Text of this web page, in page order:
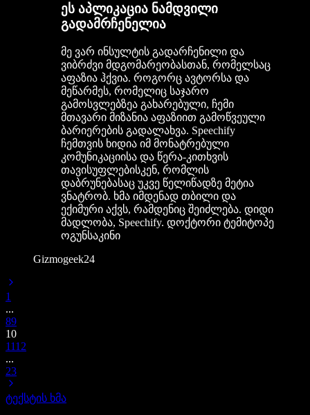
ეს აპლიკაცია ნამდვილი
გადამრჩენელია
მე ვარ ინსულტის გადარჩენილი და
ვიბრძვი მდგომარეობასთან, რომელსაც
აფაზია ჰქვია. როგორც ავტორსა და
მეწარმეს, რომელიც საჯარო
გამოსვლებზეა გახარებული, ჩემი
მთავარი მიზანია აფაზიით გამოწვეული
ბარიერების გადალახვა. Speechify
ჩემთვის ხიდია იმ მონატრებული
კომუნიკაციისა და წერა-კითხვის
თავისუფლებისკენ, რომლის
დაბრუნებასაც უკვე წელიწადზე მეტია
ვნატრობ. ხმა იმდენად თბილი და
ექიმური აქვს, რამდენიც შეიძლება. დიდი
მადლობა, Speechify. დოქტორი ტემიტოპე
ოგუნსაკინი
Gizmogeek24
1
...
89
10
1112
...
23
ტექსტის ხმა